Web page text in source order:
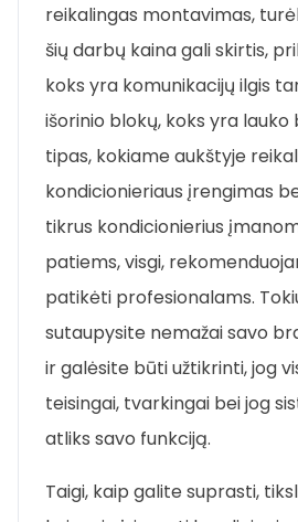
reikalingas montavimas,
šių darbų kaina gali skirtis,
koks yra komunikacijų ilgis
išorinio blokų, koks yra lauko
tipas, kokiame aukštyje
kondicionieriaus įrengimas
tikrus kondicionierius
patiems, visgi,
patikėti profesionalams.
sutaupysite nemažai savo
ir galėsite būti užtikrinti, jog
teisingai, tvarkingai bei jog
atliks savo funkciją.
Taigi, kaip galite suprasti,